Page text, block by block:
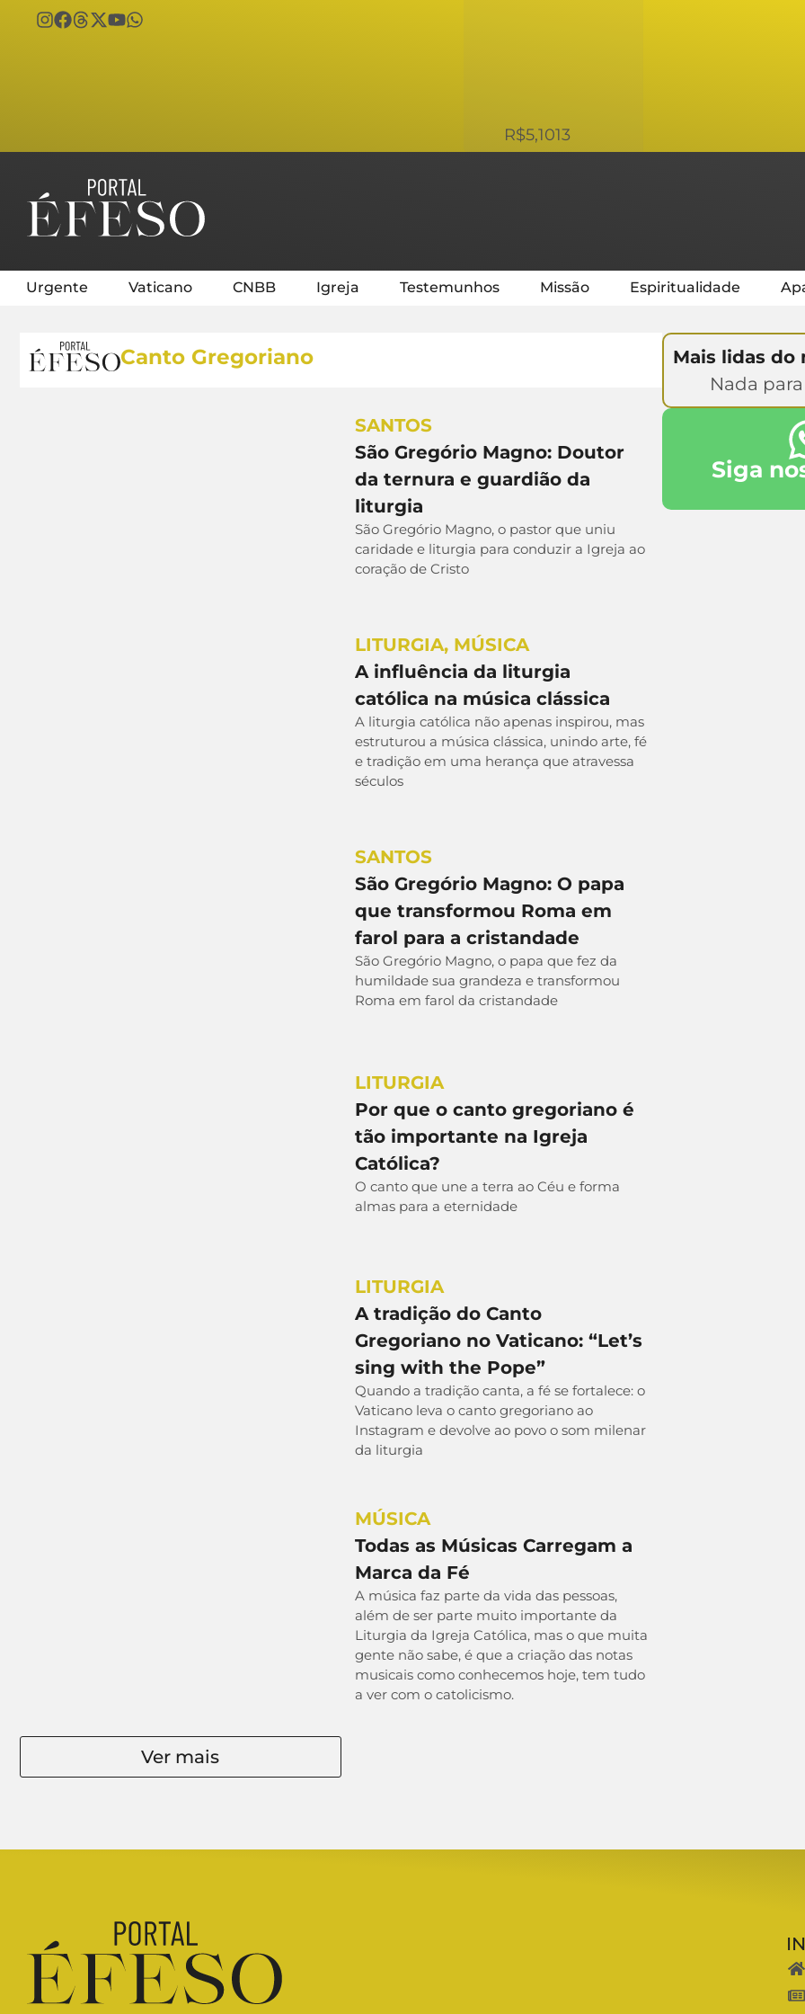
R$5,1013
Urgente Vaticano CNBB Igreja Testemunhos Missão Espiritualidade
Canto Gregoriano
SANTOS
São Gregório Magno: Doutor
da ternura e guardião da
liturgia
São Gregório Magno, o pastor que uniu
caridade e liturgia para conduzir a Igreja ao
coração de Cristo
LITURGIA, MÚSICA
A influência da liturgia
católica na música clássica
A liturgia católica não apenas inspirou, mas
estruturou a música clássica, unindo arte, fé
e tradição em uma herança que atravessa
séculos
SANTOS
São Gregório Magno: O papa
que transformou Roma em
farol para a cristandade
São Gregório Magno, o papa que fez da
humildade sua grandeza e transformou
Roma em farol da cristandade
LITURGIA
Por que o canto gregoriano é
tão importante na Igreja
Católica?
O canto que une a terra ao Céu e forma
almas para a eternidade
LITURGIA
A tradição do Canto
Gregoriano no Vaticano: “Let’s
sing with the Pope”
Quando a tradição canta, a fé se fortalece: o
Vaticano leva o canto gregoriano ao
Instagram e devolve ao povo o som milenar
da liturgia
MÚSICA
Todas as Músicas Carregam a
Marca da Fé
A música faz parte da vida das pessoas,
além de ser parte muito importante da
Liturgia da Igreja Católica, mas o que muita
gente não sabe, é que a criação das notas
musicais como conhecemos hoje, tem tudo
a ver com o catolicismo.
Ver mais
Mais lidas do
Nada
Siga